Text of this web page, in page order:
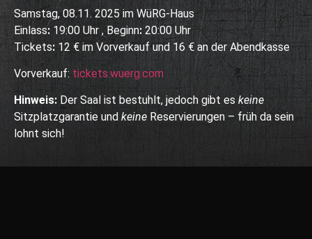
Samstag, 08.11. 2025 im WüRG-Haus
Einlass: 19:00 Uhr , Beginn: 20:00 Uhr
Tickets: 12 € im Vorverkauf und 16 € an der Abendkasse
Vorverkauf: tickets.wuerg.com
Hinweis: Der Saal ist bestuhlt, jedoch gibt es keine
Sitzplatzgarantie und keine Reservierungen – früh da sein
lohnt sich!